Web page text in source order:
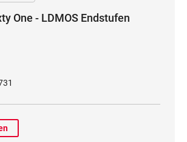
One - LDMOS Endstufen